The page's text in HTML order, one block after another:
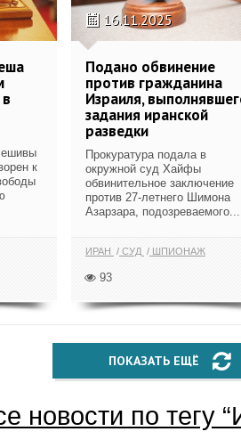
ешивы
к
16.11.2025
Подано обвинение
против гражданина
Израиля,
задания иранской
разведки
Прокуратура подала в
окружной суд Хайфы
обвинительное заключение
против 27-летнего Шимона
Азарзара, подозреваемого...
ИРАН СУД ШПИОНАЖ
93
ПОКАЗАТЬ ЕЩЁ
новости по тегу “